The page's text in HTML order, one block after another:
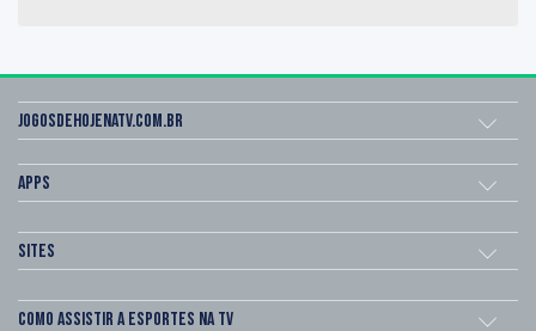
Jogosdehojenatv.com.br
Apps
Sites
Como assistir a esportes na TV